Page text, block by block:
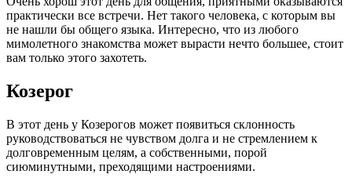
практически все встречи. Нет такого человека, с которым вы
не нашли бы общего языка. Интересно, что из любого
мимолетного знакомства может вырасти нечто большее, стоит
вам только этого захотеть.
Козерог
В этот день у Козерогов может появиться склонность
руководствоваться не чувством долга и не стремлением к
долговременным целям, а собственными, порой
сиюминутными, преходящими настроениями.